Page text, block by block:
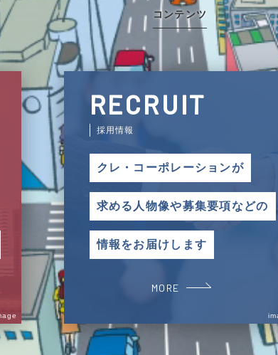
コンテンツ
RECRUIT
採用情報
クレ・コーポレーションが
求める人物像や募集要項などの
情報をお届けします
MORE